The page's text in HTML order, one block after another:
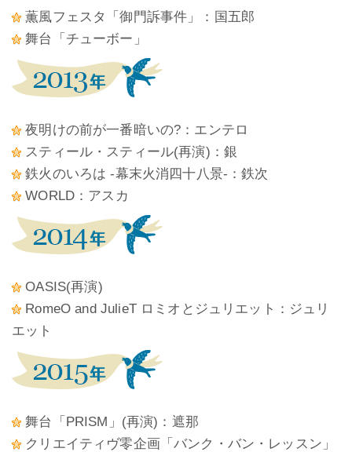
薫風フェスタ「御門訴事件」：国五郎
舞台「チューボー」
夜明けの前が一番暗いの?：エンテロ
スティール・スティール(再演)：銀
鉄火のいろは ‐幕末火消四十八景‐：鉄次
WORLD：アスカ
OASIS(再演)
RomeO and JulieT ロミオとジュリエット：ジュリ
エット
舞台「PRISM」(再演)：遮那
クリエイティヴ零企画「バンク・バン・レッスン」